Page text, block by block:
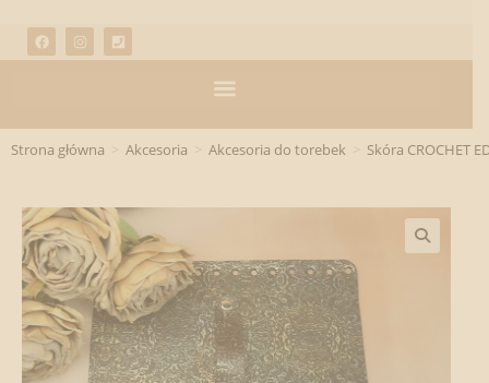
Strona główna Akcesoria Akcesoria do torebek Skóra CROCHET